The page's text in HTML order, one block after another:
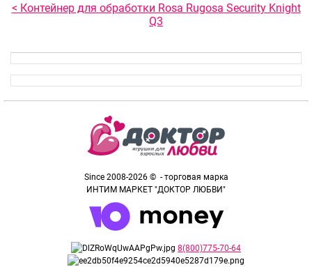
< Контейнер для обработки Rosa Rugosa Security Knight
Q3
Since 2008-2026 © - торговая марка
ИНТИМ МАРКЕТ "ДОКТОР ЛЮБВИ"
8(800)775-70-64